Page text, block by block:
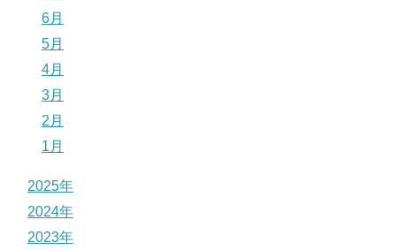
6月
5月
4月
3月
2月
1月
2025年
2024年
2023年